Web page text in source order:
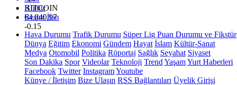
BITCOIN
64.840,97
-0.15
Kültür
Resmi İlan
Hava Durumu Trafik Durumu Süper Lig Puan Durumu ve Fikstür
Dünya Eğitim Ekonomi Gündem Hayat İslam Kültür-Sanat
Medya Otomobil Politika Röportaj Sağlık Seyahat Siyaset
Son Dakika Spor Videolar Teknoloji Trend YaşamYurt Haberleri
Facebook Twitter InstagramYoutube
Künye / İletişim Bize Ulaşın RSS Bağlantıları Üyelik Girişi